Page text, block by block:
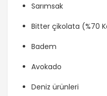
Sarımsak
Bitter çikolata (%70
Badem
Avokado
Deniz ürünleri